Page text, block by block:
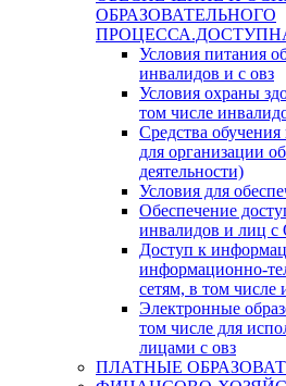
ОБРАЗОВАТЕЛЬНОГО
Условия питания
инвалидов и с овз
Условия охраны
том числе
Средства
для организации
деятельности)
Условия для
Обеспечение
инвалидов и лиц
Доступ к
информационно-
сетям, в том числе
Электронные
том числе для
лицами с овз
ПЛАТНЫЕ